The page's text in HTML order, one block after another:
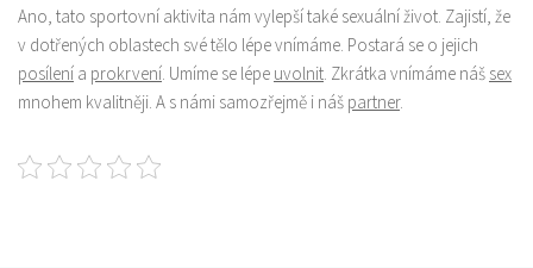
Ano, tato sportovní aktivita nám vylepší také sexuální život. Zajistí, že
v dotřených oblastech své tělo lépe vnímáme. Postará se o jejich
posílení a prokrvení . Umíme se lépe uvolnit . Zkrátka vnímáme náš sex
mnohem kvalitněji. A s námi samozřejmě i náš partner.